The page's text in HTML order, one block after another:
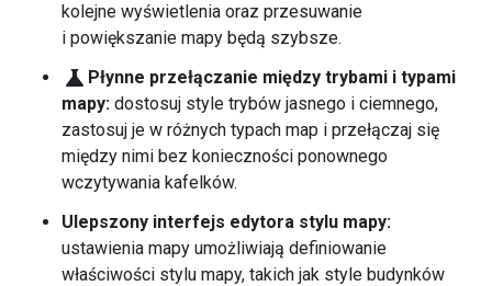
kolejne wyświetlenia oraz przesuwanie
i powiększanie mapy będą szybsze.
science Płynne przełączanie między trybami i typami
mapy: dostosuj style trybów jasnego i ciemnego,
zastosuj je w różnych typach map i przełączaj się
między nimi bez konieczności ponownego
wczytywania kafelków.
Ulepszony interfejs edytora stylu mapy:
ustawienia mapy umożliwiają definiowanie
właściwości stylu mapy, takich jak style budynków